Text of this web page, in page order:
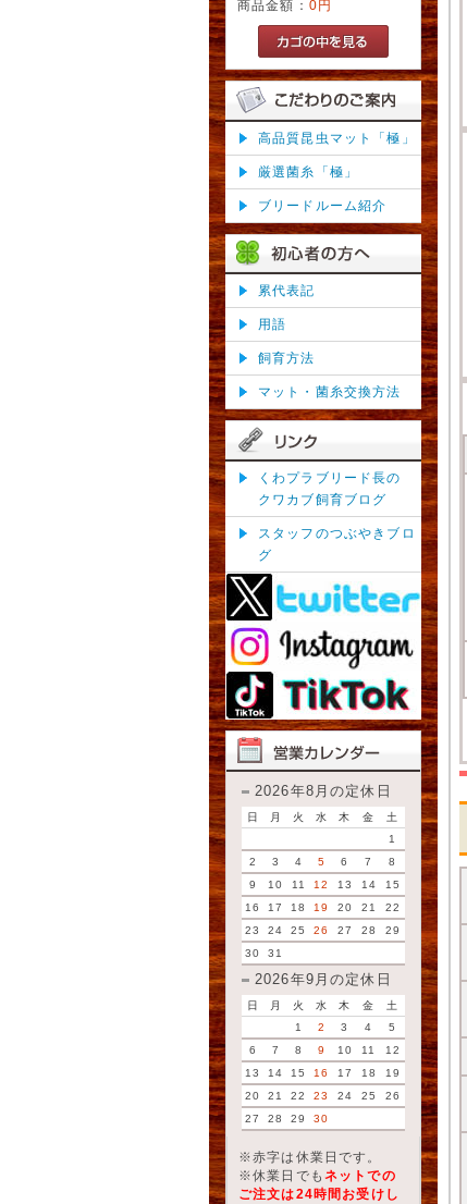
商品金額： 0円
高品質昆虫マット「極」
厳選菌糸「極」
ブリードルーム紹介
累代表記
用語
飼育方法
マット・菌糸交換方法
くわプラブリード長の
クワカブ飼育ブログ
スタッフのつぶやきブロ
グ
2026年8月の定休日
日 月 火 水 木 金
土
1
2
3 4 5 6 7
8
9
10 11 12 13 14
15
16
17 18 19 20 21
22
23
24 25 26 27 28
29
30
31
2026年9月の定休日
日 月 火 水 木 金
土
1
2 3 4
5
6
7 8 9 10 11
12
13
14 15 16 17 18
19
20
21 22 23 24 25
26
27
28 29 30
※赤字は休業日です。
※休業日でも ネットでの
ご注文は24時間お受けし